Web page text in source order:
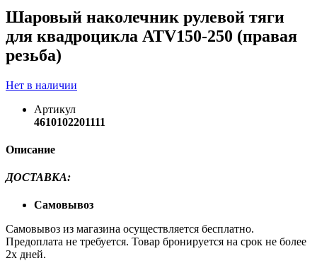
Шаровый наколечник рулевой тяги
для квадроцикла ATV150-250 (правая
резьба)
Нет в наличии
Артикул
4610102201111
Описание
ДОСТАВКА:
Самовывоз
Самовывоз из магазина осуществляется бесплатно.
Предоплата не требуется. Товар бронируется на срок не более
2х дней.